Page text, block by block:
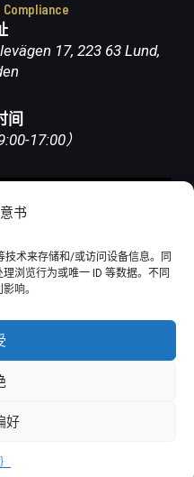
书
术来存储和/或访问设备信息。同
浏览行为或唯一 ID 等数据。不同
响。
好
17, 223 63 Lund,
间
17:00）
AB